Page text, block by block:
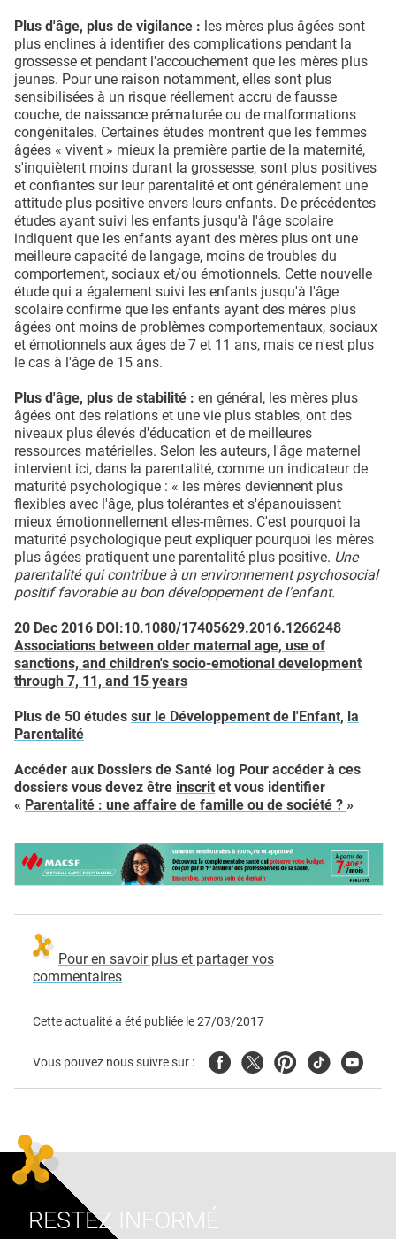
Plus d'âge, plus de vigilance : les mères plus âgées sont
plus enclines à identifier des complications pendant la
grossesse et pendant l'accouchement que les mères plus
jeunes. Pour une raison notamment, elles sont plus
sensibilisées à un risque réellement accru de fausse
couche, de naissance prématurée ou de malformations
congénitales. Certaines études montrent que les femmes
âgées « vivent » mieux la première partie de la maternité,
s'inquiètent moins durant la grossesse, sont plus positives
et confiantes sur leur parentalité et ont généralement une
attitude plus positive envers leurs enfants. De précédentes
études ayant suivi les enfants jusqu'à l'âge scolaire
indiquent que les enfants ayant des mères plus ont une
meilleure capacité de langage, moins de troubles du
comportement, sociaux et/ou émotionnels. Cette nouvelle
étude qui a également suivi les enfants jusqu'à l'âge
scolaire confirme que les enfants ayant des mères plus
âgées ont moins de problèmes comportementaux, sociaux
et émotionnels aux âges de 7 et 11 ans, mais ce n'est plus
le cas à l'âge de 15 ans.
Plus d'âge, plus de stabilité : en général, les mères plus
âgées ont des relations et une vie plus stables, ont des
niveaux plus élevés d'éducation et de meilleures
ressources matérielles. Selon les auteurs, l'âge maternel
intervient ici, dans la parentalité, comme un indicateur de
maturité psychologique : « les mères deviennent plus
flexibles avec l'âge, plus tolérantes et s'épanouissent
mieux émotionnellement elles-mêmes. C'est pourquoi la
maturité psychologique peut expliquer pourquoi les mères
plus âgées pratiquent une parentalité plus positive. Une
parentalité qui contribue à un environnement psychosocial
positif favorable au bon développement de l'enfant.
20 Dec 2016 DOI:10.1080/17405629.2016.1266248
Associations between older maternal age, use of
sanctions, and children's socio-emotional development
through 7, 11, and 15 years
Plus de 50 études sur le Développement de l'Enfant, la
Parentalité
Accéder aux Dossiers de Santé log Pour accéder à ces
dossiers vous devez être inscrit et vous identifier
« Parentalité : une affaire de famille ou de société ? »
Pour en savoir plus et partager vos
commentaires
Cette actualité a été publiée le27/03/2017
Vous pouvez nous suivre sur : FacebookTwitterPinterest
TiktokYoutube
RESTEZ INFORMÉ